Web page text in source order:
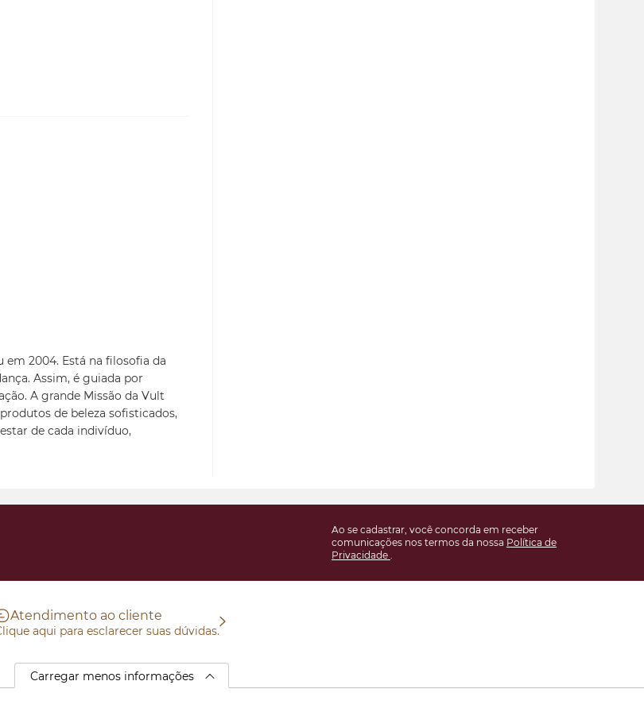
2004. Está na filosofia da
Assim, é guiada por
A grande Missão da Vult
de beleza sofisticados,
de cada indivíduo,
Ao se cadastrar, você concorda em receber
comunicações nos termos da nossa Política de
Privacidade .
Atendimento ao cliente
aqui para esclarecer suas dúvidas.
Carregar menos informações